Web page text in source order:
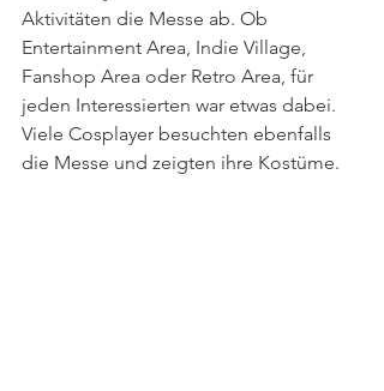
Aktivitäten die Messe ab. Ob
Entertainment Area, Indie Village,
Fanshop Area oder Retro Area, für
jeden Interessierten war etwas dabei.
Viele Cosplayer besuchten ebenfalls
die Messe und zeigten ihre Kostüme.